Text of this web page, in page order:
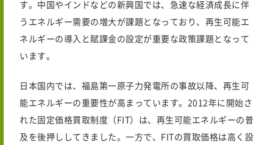
す。中国やインドなどの新興国では、急速な経済成長に伴
うエネルギー需要の増大が課題となっており、再生可能エ
ネルギーの導入と賦課金の設定が重要な政策課題となって
います。
日本国内では、福島第一原子力発電所の事故以降、再生可
能エネルギーの重要性が高まっています。2012年に開始さ
れた固定価格買取制度（FIT）は、再生可能エネルギーの普
及を後押ししてきました。一方で、FITの買取価格は高く設